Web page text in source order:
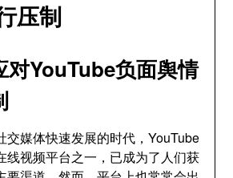
压制
对YouTube负面舆情
交媒体快速发展的时代，YouTube
线视频平台之一，已成为了人们获